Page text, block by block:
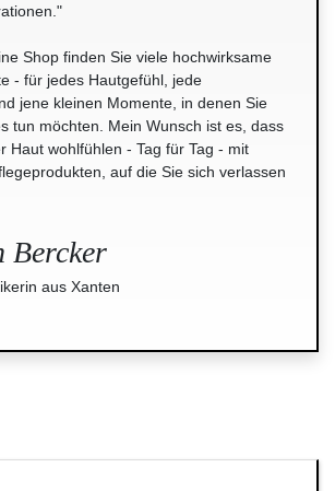
Shop finden Sie viele hochwirksame
- für jedes Hautgefühl, jede
jene kleinen Momente, in denen Sie
tun möchten. Mein Wunsch ist es, dass
Haut wohlfühlen - Tag für Tag - mit
auf die Sie sich verlassen
Bercker
aus Xanten